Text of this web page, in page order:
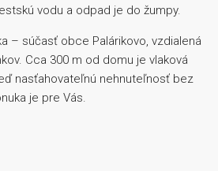
vodu a odpad je do žumpy.
– súčasť obce Palárikovo, vzdialená
Cca 300 m od domu je vlaková
nasťahovateľnú nehnuteľnosť bez
je pre Vás.